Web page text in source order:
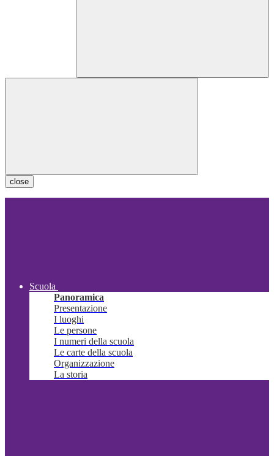
close
Scuola
Panoramica
Presentazione
I luoghi
Le persone
I numeri della scuola
Le carte della scuola
Organizzazione
La storia